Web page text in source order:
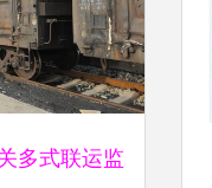
多式联运监